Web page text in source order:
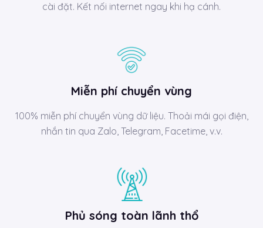
cài đặt. Kết nối internet ngay khi hạ cánh.
Miễn phí chuyển vùng
100% miễn phí chuyển vùng dữ liệu. Thoải mái gọi điện,
nhắn tin qua Zalo, Telegram, Facetime, v.v.
Phủ sóng toàn lãnh thổ